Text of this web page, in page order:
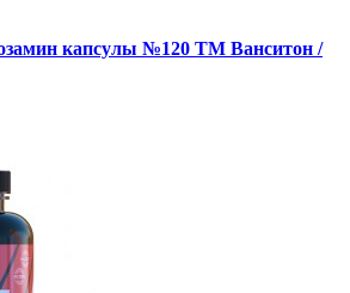
капсулы №120 ТМ Ванситон /